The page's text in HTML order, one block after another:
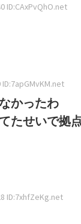
ID:CAxPvQhO.net
かったわ
たせいで拠
ID:7xhfZeKg.net